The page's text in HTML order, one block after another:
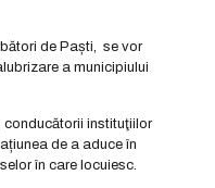
de Paști, se vor
a municipiului
instituţiilor
de a aduce în
în care locuiesc.